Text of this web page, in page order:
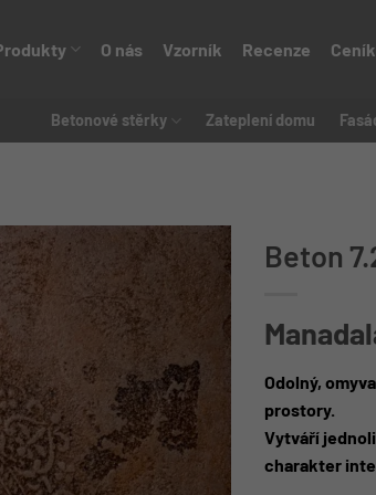
O nás Vzorník Recenze Ceník
Betonové stěrky Zateplení domu
Beton
Odolný,
prostory.
Vytváří
charakter